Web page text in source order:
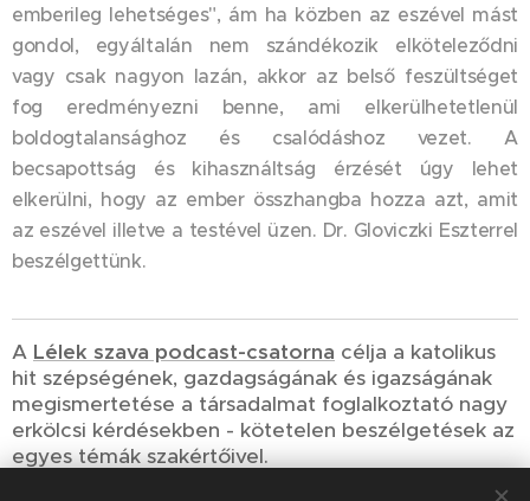
emberileg lehetséges", ám ha közben az eszével mást
gondol, egyáltalán nem szándékozik elköteleződni
vagy csak nagyon lazán, akkor az belső feszültséget
fog eredményezni benne, ami elkerülhetetlenül
boldogtalansághoz és csalódáshoz vezet. A
becsapottság és kihasználtság érzését úgy lehet
elkerülni, hogy az ember összhangba hozza azt, amit
az eszével illetve a testével üzen. Dr. Gloviczki Eszterrel
beszélgettünk.
A Lélek szava podcast-csatorna célja a katolikus
hit szépségének, gazdagságának és igazságának
megismertetése a társadalmat foglalkoztató nagy
erkölcsi kérdésekben - kötetelen beszélgetések az
egyes témák szakértőivel.